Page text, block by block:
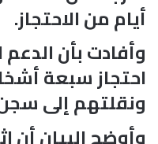
أيام من الاحتجاز.
وأفادت بأن
احتجاز سبعة
ونقلتهم إلى
وأوضح البيان أن